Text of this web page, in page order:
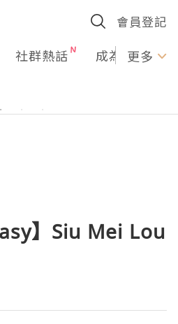
會員登記
社群熱話 成為U更多
】Siu Mei Lou